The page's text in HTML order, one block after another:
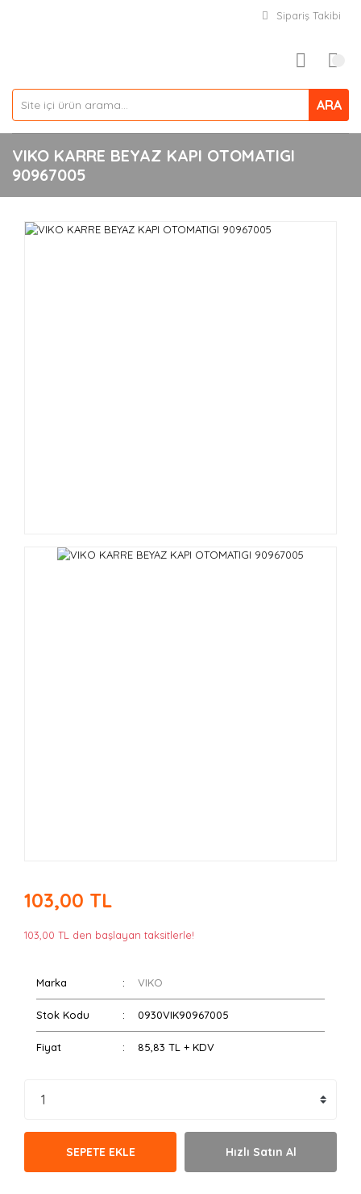
Sipariş Takibi
ARA
VIKO KARRE BEYAZ KAPI OTOMATIGI
90967005
103,00 TL
103,00 TL den başlayan taksitlerle!
Marka VIKO
Stok Kodu 0930VIK90967005
Fiyat 85,83 TL + KDV
SEPETE EKLE Hızlı Satın Al